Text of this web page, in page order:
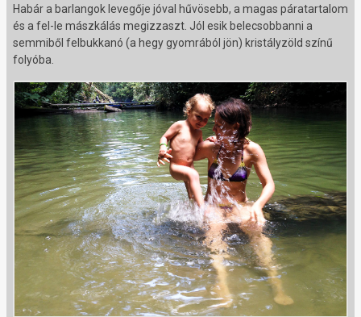
Habár a barlangok levegője jóval hűvösebb, a magas páratartalom
és a fel-le mászkálás megizzaszt. Jól esik belecsobbanni a
semmiből felbukkanó (a hegy gyomrából jön) kristályzöld színű
folyóba.